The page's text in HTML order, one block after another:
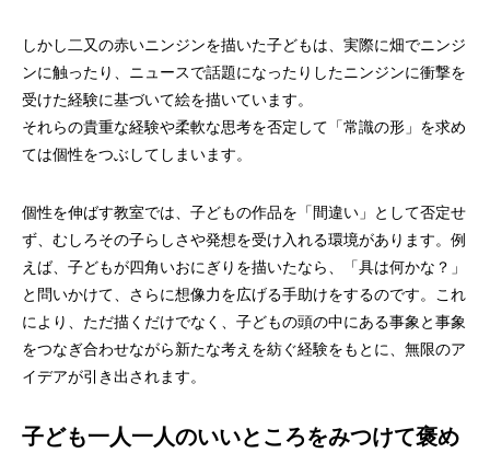
しかし二又の赤いニンジンを描いた子どもは、実際に畑でニンジ
ンに触ったり、ニュースで話題になったりしたニンジンに衝撃を
受けた経験に基づいて絵を描いています。
それらの貴重な経験や柔軟な思考を否定して「常識の形」を求め
ては個性をつぶしてしまいます。
個性を伸ばす教室では、子どもの作品を「間違い」として否定せ
ず、むしろその子らしさや発想を受け入れる環境があります。例
えば、子どもが四角いおにぎりを描いたなら、「具は何かな？」
と問いかけて、さらに想像力を広げる手助けをするのです。これ
により、ただ描くだけでなく、子どもの頭の中にある事象と事象
をつなぎ合わせながら新たな考えを紡ぐ経験をもとに、無限のア
イデアが引き出されます。
子ども一人一人のいいところをみつけて褒め